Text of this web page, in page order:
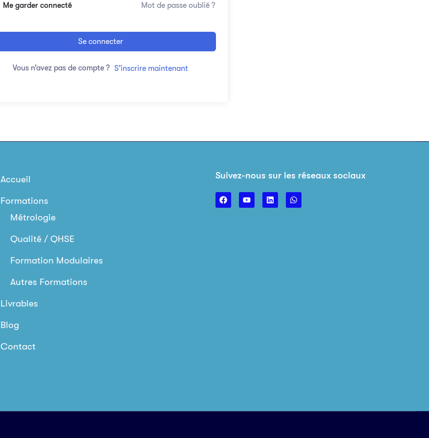
Me garder connecté Mot de passe oublié ?
Se connecter
Vous n’avez pas de compte ? S’inscrire maintenant
Accueil
Formations
Métrologie
Qualité / QHSE
Formation Modulaires
Autres Formations
Livrables
Blog
Contact
Suivez-nous sur les réseaux sociaux